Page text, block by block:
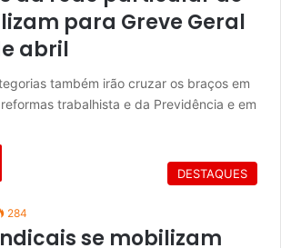
para Greve Geral
abril
também irão cruzar os braços em
trabalhista e da Previdência e em
DESTAQUES
284
se mobilizam